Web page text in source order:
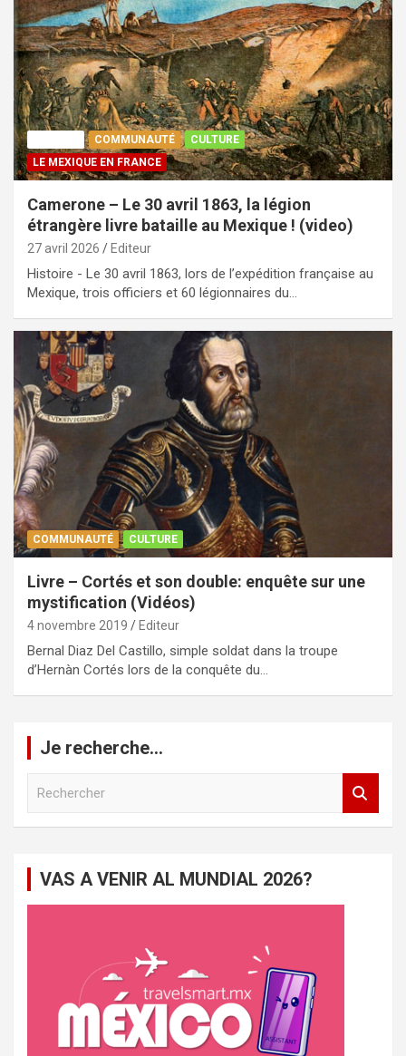
COMMUNAUTÉ
CULTURE
LE MEXIQUE EN FRANCE
Camerone – Le 30 avril 1863, la légion
étrangère livre bataille au Mexique ! (video)
27 avril 2026 Editeur
Histoire - Le 30 avril 1863, lors de l’expédition française au
Mexique, trois officiers et 60 légionnaires du…
COMMUNAUTÉ CULTURE
Livre – Cortés et son double: enquête sur une
mystification (Vidéos)
4 novembre 2019 Editeur
Bernal Diaz Del Castillo, simple soldat dans la troupe
d’Hernàn Cortés lors de la conquête du…
Je recherche…
VAS A VENIR AL MUNDIAL 2026?